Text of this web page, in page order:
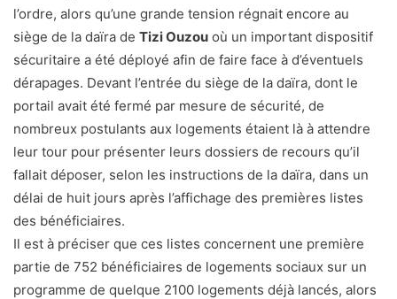
l’ordre, alors qu’une grande tension régnait encore au
siège de la daïra de Tizi Ouzou où un important dispositif
sécuritaire a été déployé afin de faire face à d’éventuels
dérapages. Devant l’entrée du siège de la daïra, dont le
portail avait été fermé par mesure de sécurité, de
nombreux postulants aux logements étaient là à attendre
leur tour pour présenter leurs dossiers de recours qu’il
fallait déposer, selon les instructions de la daïra, dans un
délai de huit jours après l’affichage des premières listes
des bénéficiaires.
Il est à préciser que ces listes concernent une première
partie de 752 bénéficiaires de logements sociaux sur un
programme de quelque 2100 logements déjà lancés, alors